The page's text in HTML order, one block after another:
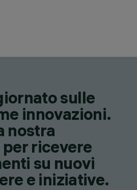
sulle
innovazioni.
nostra
ricevere
su nuovi
e iniziative.